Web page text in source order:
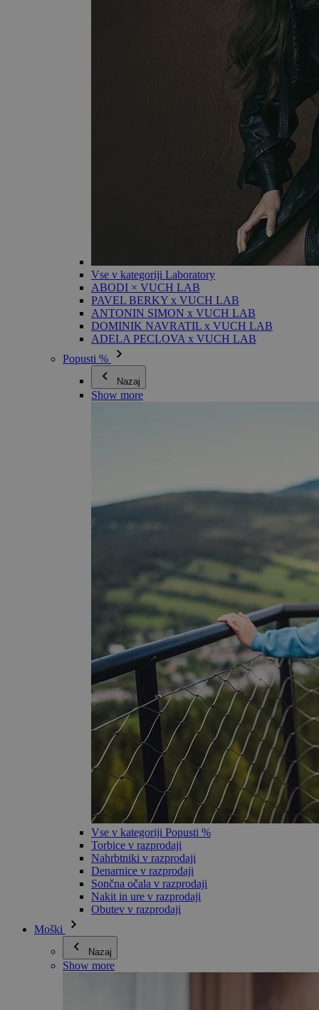
Vse v kategoriji Laboratory
ABODI × VUCH LAB
PAVEL BERKY x VUCH LAB
ANTONIN SIMON x VUCH LAB
DOMINIK NAVRATIL x VUCH LAB
ADELA PECLOVA x VUCH LAB
Popusti %
Nazaj
Show more
Vse v kategoriji Popusti %
Torbice v razprodaji
Nahrbtniki v razprodaji
Denarnice v razprodaji
Sončna očala v razprodaji
Nakit in ure v razprodaji
Obutev v razprodaji
Moški
Nazaj
Show more